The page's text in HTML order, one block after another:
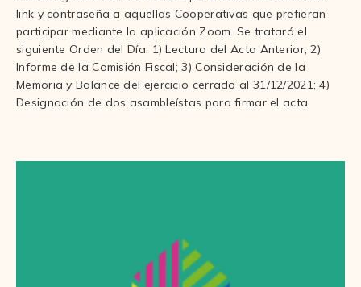
link y contraseña a aquellas Cooperativas que prefieran
participar mediante la aplicación Zoom. Se tratará el
siguiente Orden del Día: 1) Lectura del Acta Anterior; 2)
Informe de la Comisión Fiscal; 3) Consideración de la
Memoria y Balance del ejercicio cerrado al 31/12/2021; 4)
Designación de dos asambleístas para firmar el acta.